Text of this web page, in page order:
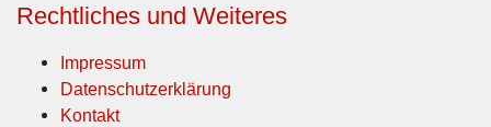
Rechtliches und Weiteres
Impressum
Datenschutzerklärung
Kontakt